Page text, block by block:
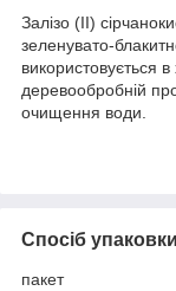
Залізо (II)
зеленувато-
використовується в
деревообробній
очищення води.
Спосіб упаковки
пакет